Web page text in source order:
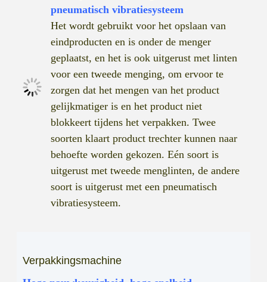
pneumatisch vibratiesysteem
Het wordt gebruikt voor het opslaan van
eindproducten en is onder de menger
geplaatst, en het is ook uitgerust met linten
voor een tweede menging, om ervoor te
zorgen dat het mengen van het product
gelijkmatiger is en het product niet
blokkeert tijdens het verpakken. Twee
soorten klaart product trechter kunnen naar
behoefte worden gekozen. Eén soort is
uitgerust met tweede menglinten, de andere
soort is uitgerust met een pneumatisch
vibratiesysteem.
Verpakkingsmachine